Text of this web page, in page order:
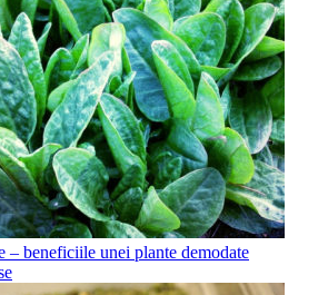
– beneficiile unei plante demodate